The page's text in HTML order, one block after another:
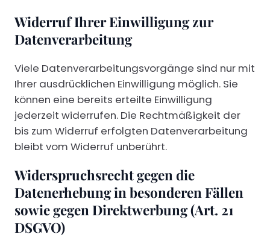
Widerruf Ihrer Einwilligung zur
Datenverarbeitung
Viele Datenverarbeitungsvorgänge sind nur mit
Ihrer ausdrücklichen Einwilligung möglich. Sie
können eine bereits erteilte Einwilligung
jederzeit widerrufen. Die Rechtmäßigkeit der
bis zum Widerruf erfolgten Datenverarbeitung
bleibt vom Widerruf unberührt.
Widerspruchsrecht gegen die
Datenerhebung in besonderen Fällen
sowie gegen Direktwerbung (Art. 21
DSGVO)